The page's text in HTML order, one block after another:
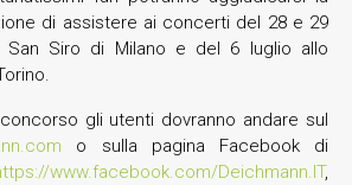
di assistere ai concerti del 28 e 29
San Siro di Milano e del 6 luglio allo
gli utenti dovranno andare sul
o sulla pagina Facebook di
www.facebook.com/Deichmann.IT,